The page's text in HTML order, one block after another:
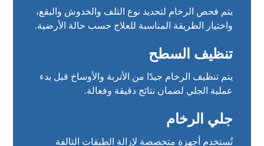
يتم فحص الرخام لتحديد نوع التلف والخدوش والبقع،
واختيار الطريقة المناسبة للعلاج حسب حالة الأرضية.
تنظيف السطح
يتم تنظيف الرخام جيدًا من الأتربة والأوساخ قبل بدء
عملية الجلي لضمان نتائج دقيقة وفعالة.
جلي الرخام
تُستخدم أجهزة متخصصة لإزالة الطبقات التالفة